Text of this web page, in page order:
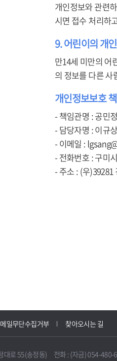
개인정보와 관련
시면 접수 처리하
9. 어린이의 개
만14세 미만의 어
의 정보를 다른 사
개인정보보호
- 책임관명 : 공민정
- 담당자명 : 이규상
- 이메일 :
- 전화번호 : 구미
- 주소 : (우)39281
일무단수집거부 찾아오시는 길
대로 55(송정동) 전화 : (자금) 054-